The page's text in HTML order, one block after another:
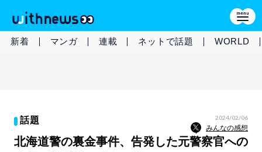
新着 マンガ 連載 ネットで話題 WORLD
話題 2024/02/06
みんなの感想
北海道警の裏金事件、告発した元警察官への